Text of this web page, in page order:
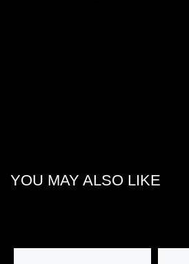
YOU MAY ALSO LIKE